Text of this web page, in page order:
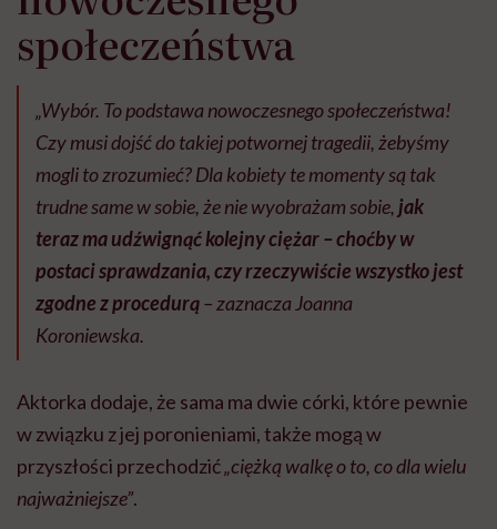
społeczeństwa
„Wybór. To podstawa nowoczesnego społeczeństwa!
Czy musi dojść do takiej potwornej tragedii, żebyśmy
mogli to zrozumieć? Dla kobiety te momenty są tak
trudne same w sobie, że nie wyobrażam sobie, jak
teraz ma udźwignąć kolejny ciężar – choćby w
postaci sprawdzania, czy rzeczywiście wszystko jest
zgodne z procedurą– zaznacza Joanna
Koroniewska.
Aktorka dodaje, że sama ma dwie córki, które pewnie
w związku z jej poronieniami, także mogą w
przyszłości przechodzić„ciężką walkę o to, co dla wielu
najważniejsze”.